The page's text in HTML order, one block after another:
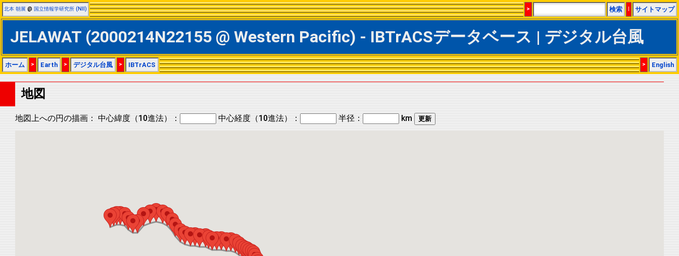
北本 朝展 @ 国立情報学研究所 (NII) > 検索 | サイトマップ
JELAWAT (2000214N22155 @ Western Pacific) - IBTrACSデータベース | デジタル台風
ホーム > Earth > デジタル台風 > IBTrACS > English
地図
地図上への円の描画： 中心緯度（10進法）： 中心経度（10進法）： 半径： km